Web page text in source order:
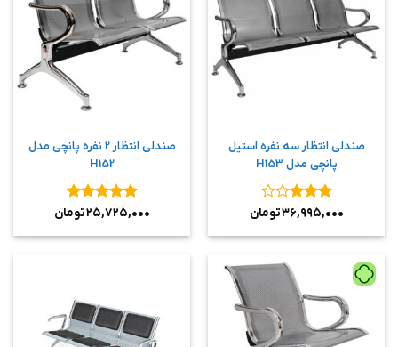
صندلی انتظار سه نفره استیل
پانچی مدل H153
نمره۳
۳۶,۹۹۵,۰۰۰تومان
صندلی انتظار 2 نفره پانچی مدل
H152
نمره۵از۲۵,۷۲۵,۰۰۰تومان